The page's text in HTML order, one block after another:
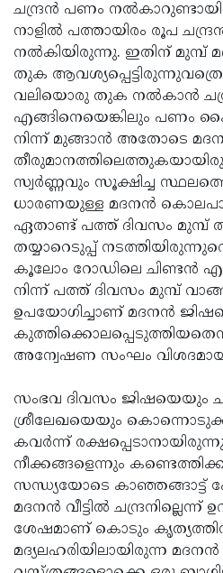
ചന്ദ്രന്‍ പണം
നാളില്‍ പത്തായിരം രൂപ
നല്‍കിയിരുന്നു. ഇതിന് മുമ്പ്
തുക
വലിയൊരു തുക നല്‍കാന്‍
എങ്ങിനെയെങ്കിലും പണം
നിന്ന് മുങ്ങാന്‍ അതോടെ
സ്വര്‍ണ്ണവും സൂക്ഷിച്ച
ധാരണയുള്ള മദനന്‍
ഏതാണ്ട് പത്ത് ദിവസം മുമ്പ്
തയ്യാറെടുപ്പ്
കൂലോം റോഡിലെ ചിണ്ടന്‍
നിന്ന് പത്ത് ദിവസം മുമ്പ്
ഉപയോഗിച്ചാണ് മദനന്‍
അന്വേഷണ സംഘം
സംഭവ ദിവസം ജിഷയെയും
ശ്രീലേഖയെയും
കവര്‍ന്ന്
നീക്കങ്ങളെന്നും
സന്ധ്യയോടെ കാഞ്ഞങ്ങാട്ട്
മദനന്‍ വീട്ടില്‍ ചന്ദ്രനില്ലെന്ന്
ശേഷമാണ് കൊടും കൃത്യത്തിന്
മദ്യലഹരിയിലായിരുന്ന